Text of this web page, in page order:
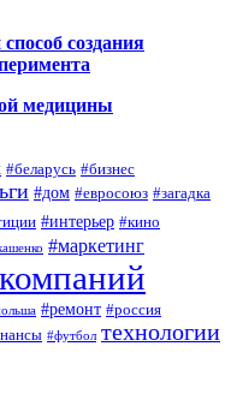
создания
медицины
#беларусь #бизнес
#дом #евросоюз #загадка
#интерьер #кино
#маркетинг
#ремонт #россия
#футбол технологии